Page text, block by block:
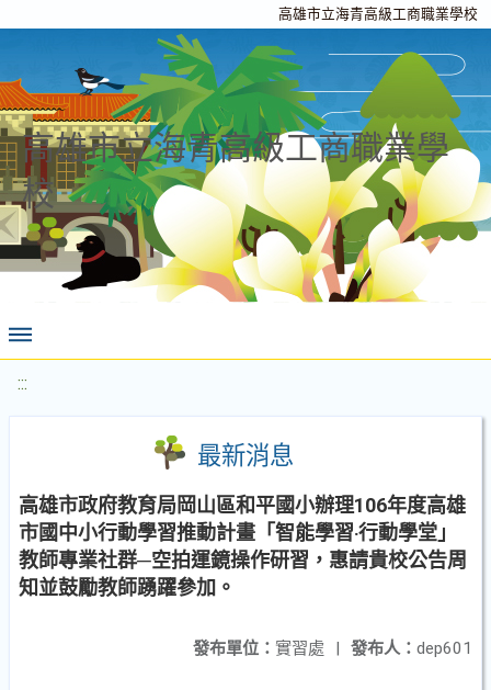
高雄市立海青高級工商職業學校
高雄市立海青高級工商職業學
校
:::
最新消息
高雄市政府教育局岡山區和平國小辦理106年度高雄
市國中小行動學習推動計畫「智能學習‧行動學堂」
教師專業社群─空拍運鏡操作研習，惠請貴校公告周
知並鼓勵教師踴躍參加。
發布人： dep601
發布單位： 實習處 |